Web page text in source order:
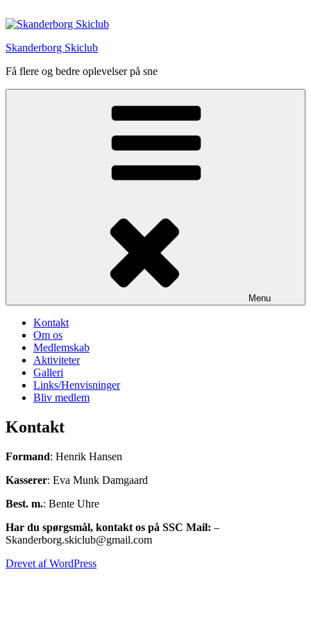
til
Skanderborg Skiclub
Få flere og bedre oplevelser på sne
Menu
Kontakt
Om os
Medlemskab
Aktiviteter
Galleri
Links/Henvisninger
Bliv medlem
Kontakt
Formand: Henrik Hansen
Kasserer: Eva Munk Damgaard
Best. m.: Bente Uhre
Har du spørgsmål, kontakt os på SSC Mail: –
Skanderborg.skiclub@gmail.com
Drevet af WordPress